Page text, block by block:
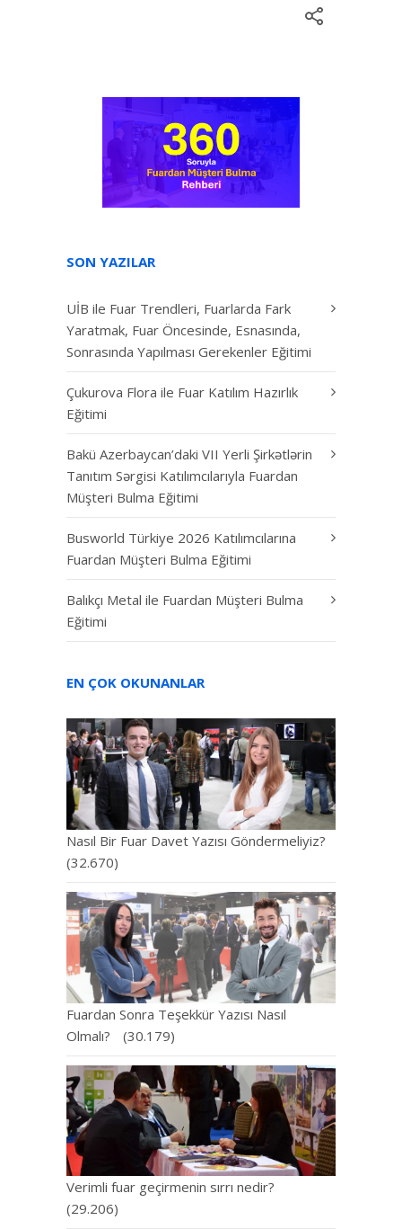
SON YAZILAR
UİB ile Fuar Trendleri, Fuarlarda Fark
Yaratmak, Fuar Öncesinde, Esnasında,
Sonrasında Yapılması Gerekenler Eğitimi
Çukurova Flora ile Fuar Katılım Hazırlık
Eğitimi
Bakü Azerbaycan’daki VII Yerli Şirkətlərin
Tanıtım Sərgisi Katılımcılarıyla Fuardan
Müşteri Bulma Eğitimi
Busworld Türkiye 2026 Katılımcılarına
Fuardan Müşteri Bulma Eğitimi
Balıkçı Metal ile Fuardan Müşteri Bulma
Eğitimi
EN ÇOK OKUNANLAR
Nasıl Bir Fuar Davet Yazısı Göndermeliyiz?
(32.670)
Fuardan Sonra Teşekkür Yazısı Nasıl
Olmalı?
(30.179)
Verimli fuar geçirmenin sırrı nedir?
(29.206)